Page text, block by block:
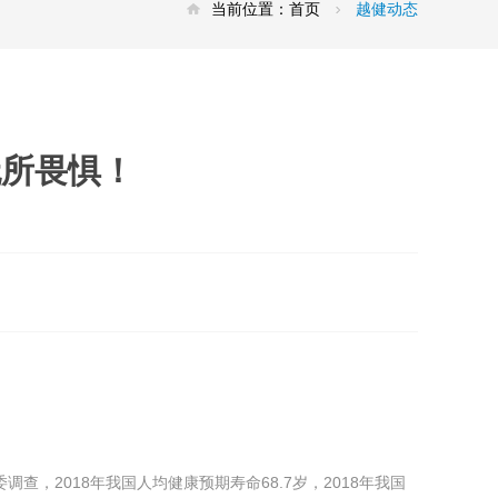
当前位置： 首页 越健动态
畏惧！
查，2018年我国人均健康预期寿命68.7岁，2018年我国